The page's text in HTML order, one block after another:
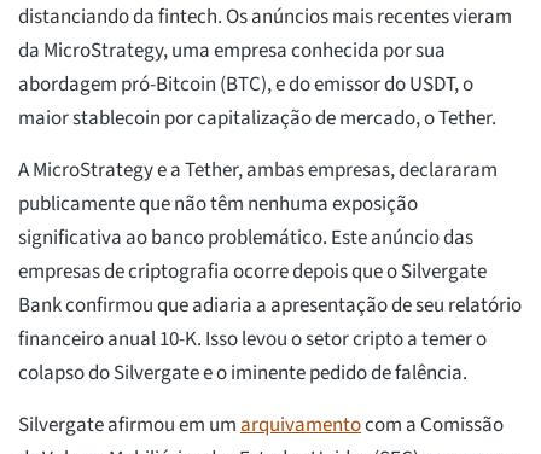
distanciando da fintech. Os anúncios mais recentes vieram
da MicroStrategy, uma empresa conhecida por sua
abordagem pró-Bitcoin (BTC), e do emissor do USDT, o
maior stablecoin por capitalização de mercado, o Tether.
A MicroStrategy e a Tether, ambas empresas, declararam
publicamente que não têm nenhuma exposição
significativa ao banco problemático. Este anúncio das
empresas de criptografia ocorre depois que o Silvergate
Bank confirmou que adiaria a apresentação de seu relatório
financeiro anual 10-K. Isso levou o setor cripto a temer o
colapso do Silvergate e o iminente pedido de falência.
Silvergate afirmou em umarquivamentocom a Comissão